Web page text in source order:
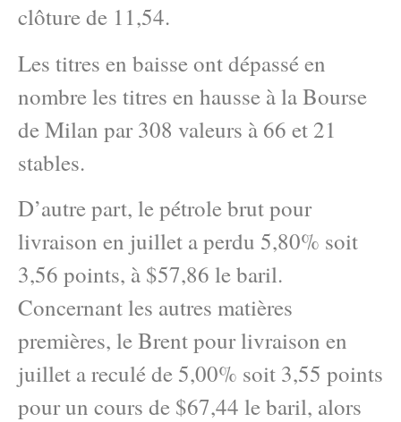
clôture de 11,54.
Les titres en baisse ont dépassé en
nombre les titres en hausse à la Bourse
de Milan par 308 valeurs à 66 et 21
stables.
D’autre part, le pétrole brut pour
livraison en juillet a perdu 5,80% soit
3,56 points, à $57,86 le baril.
Concernant les autres matières
premières, le Brent pour livraison en
juillet a reculé de 5,00% soit 3,55 points
pour un cours de $67,44 le baril, alors